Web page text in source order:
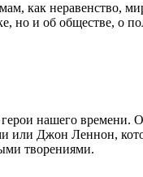
как неравенство,
и об обществе, о
нашего времени.
или Джон Леннон,
творениями.